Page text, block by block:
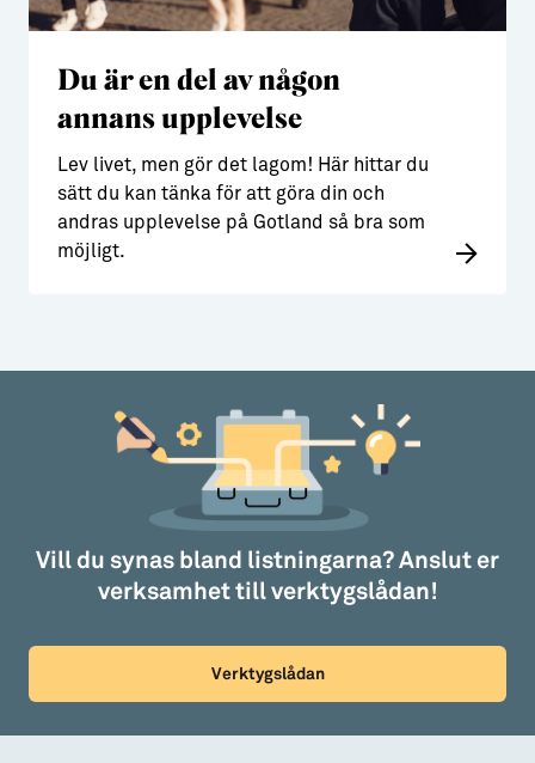
Du är en del av någon
annans upplevelse
Lev livet, men gör det lagom! Här hittar du
sätt du kan tänka för att göra din och
andras upplevelse på Gotland så bra som
möjligt.
Vill du synas bland listningarna? Anslut er
verksamhet till verktygslådan!
Verktygslådan